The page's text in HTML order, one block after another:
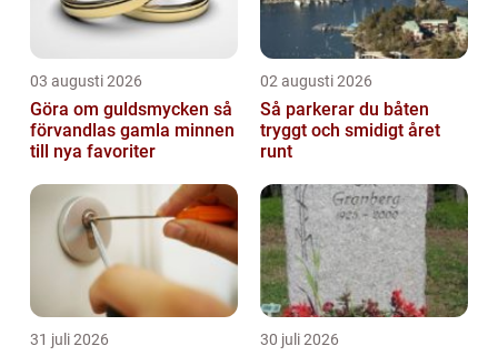
03 augusti 2026
Göra om guldsmycken så
förvandlas gamla minnen
till nya favoriter
02 augusti 2026
Så parkerar du båten
tryggt och smidigt året
runt
31 juli 2026 30 juli 2026